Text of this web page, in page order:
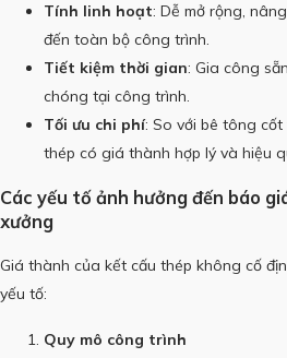
Tính linh hoạt: Dễ mở rộng,
đến toàn bộ công trình.
Tiết kiệm thời gian: Gia công
chóng tại công trình.
Tối ưu chi phí: So với bê tông
thép có giá thành hợp lý và hiệu
Các yếu tố ảnh hưởng đến báo
xưởng
Giá thành của kết cấu thép không cố
yếu tố:
Quy mô công trình